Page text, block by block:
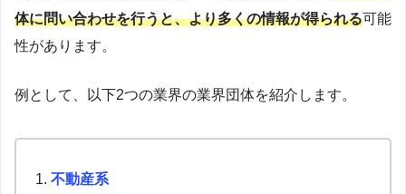
体に問い合わせを行うと、より多くの情報が得られる可能
性があります。
例として、以下2つの業界の業界団体を紹介します。
不動産系